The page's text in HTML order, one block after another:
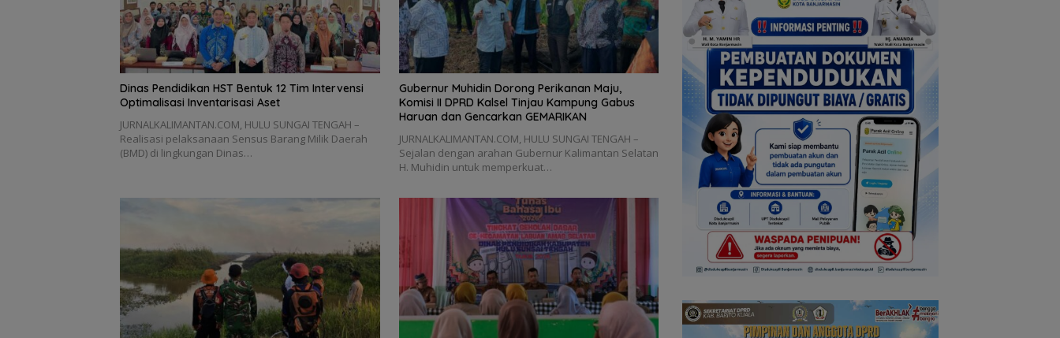
Dinas Pendidikan HST Bentuk 12 Tim Intervensi
Optimalisasi Inventarisasi Aset
JURNALKALIMANTAN.COM, HULU SUNGAI TENGAH –
Realisasi pelaksanaan Sensus Barang Milik Daerah
(BMD) di lingkungan Dinas…
Gubernur Muhidin Dorong Perikanan Maju,
Komisi II DPRD Kalsel Tinjau Kampung Gabus
Haruan dan Gencarkan GEMARIKAN
JURNALKALIMANTAN.COM, HULU SUNGAI TENGAH –
Sejalan dengan arahan Gubernur Kalimantan Selatan
H. Muhidin untuk memperkuat…